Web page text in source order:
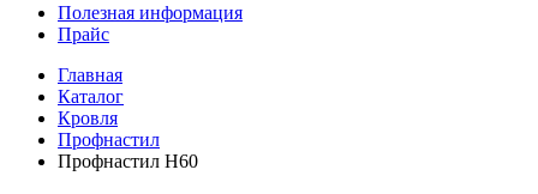
Полезная информация
Прайс
Главная
Каталог
Кровля
Профнастил
Профнастил Н60